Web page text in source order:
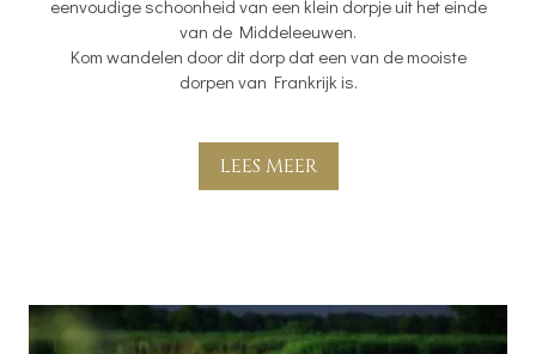
eenvoudige schoonheid van een klein dorpje uit het einde
van de Middeleeuwen.
Kom wandelen door dit dorp dat een van de mooiste
dorpen van Frankrijk is.
LEES MEER